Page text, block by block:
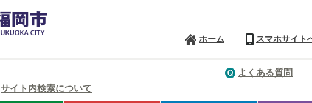
ホーム スマホサイト
よくある質問
サイト内検索について